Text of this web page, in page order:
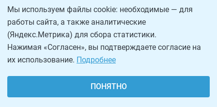
1. Доходы, получаемые лицом с постоянным
местопребыванием в одном Договаривающемся
Государстве от недвижимого имущества (включая
доходы от сельского или лесного хозяйства),
находящегося в другом Договаривающемся
2. Для целей настоящего Договора термин
Мы используем файлы cookie: необходимые — для
работы сайта, а также аналитические
(Яндекс.Метрика) для сбора статистики.
Нажимая «Согласен», вы подтверждаете согласие на
их использование. Подробнее
ПОНЯТНО